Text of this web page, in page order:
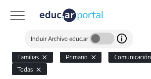
Incluir Archivo educ.ar
Familias Primario
Comunicación
Todas